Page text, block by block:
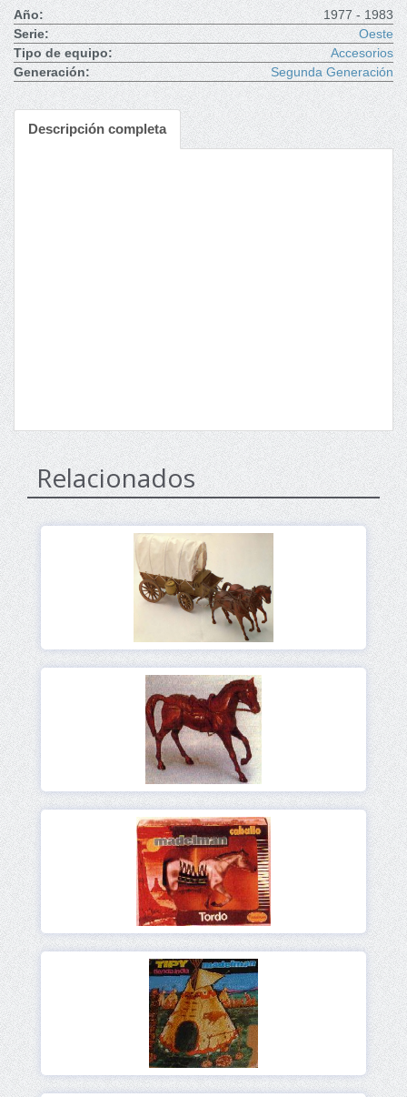
Año:
1977 - 1983
Serie:
Oeste
Tipo de equipo:
Accesorios
Generación:
Segunda Generación
Descripción completa
Relacionados
Ver
Ver
Ver
Ver